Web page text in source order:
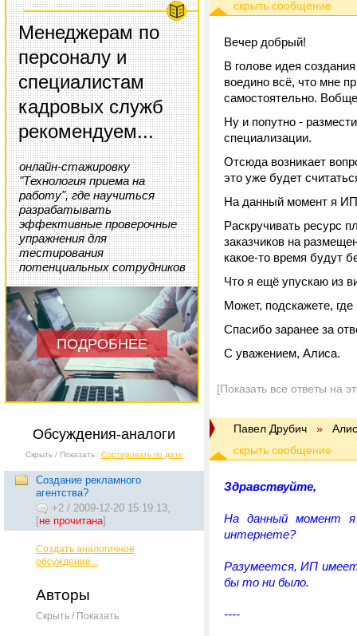
Менеджерам по
персоналу и
специалистам
кадровых служб
рекомендуем...
онлайн-стажировку
"Технология приема на
работу", где научиться
разрабатывать
эффективные проверочные
упражнения для
тестирования
потенциальных сотрудников
ПОДРОБНЕЕ
Обсуждения-аналоги
Скрыть / Показать Сортировать по дате
Создание рекламного
агентства?
+2 / 2009-12-20 15:19:13,
[не прочитана]
Создать аналогичное
обсуждение...
Авторы
Скрыть / Показать
Вечер добрый!
В голове идея
воедино всё, что мне
самостоятельно.
Ну и попутно -
специализации.
Отсюда возникает
это уже будет
На данный момент я
Раскручивать ресурс
заказчиков на
какое-то время будут
Что я ещё упускаю из
Может, подскажете,
Спасибо заранее за
С уважением, Алиса.
[Показать все ответы на
Павел Друбич »
Здравствуйте,
На данный момент
интернете?
Разумеется, ИП
бы то ни было.
----